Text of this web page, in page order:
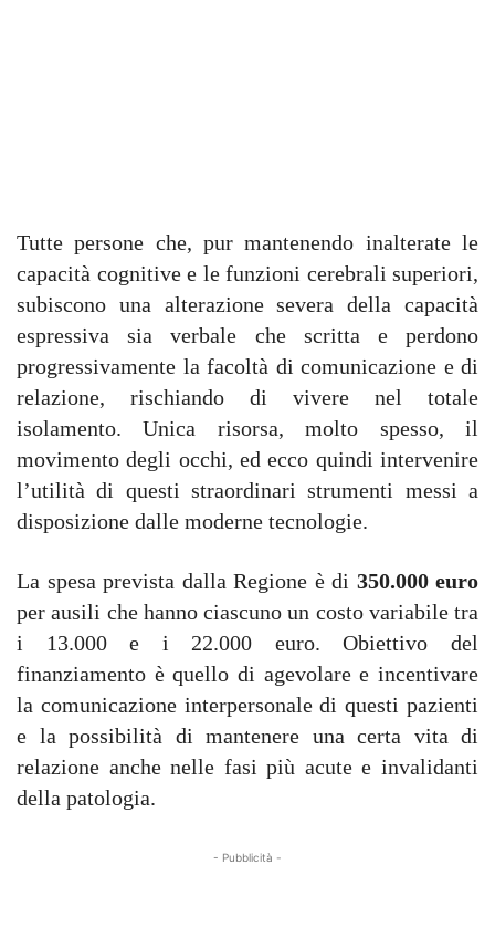
Tutte persone che, pur mantenendo inalterate le
capacità cognitive e le funzioni cerebrali superiori,
subiscono una alterazione severa della capacità
espressiva sia verbale che scritta e perdono
progressivamente la facoltà di comunicazione e di
relazione, rischiando di vivere nel totale
isolamento. Unica risorsa, molto spesso, il
movimento degli occhi, ed ecco quindi intervenire
l’utilità di questi straordinari strumenti messi a
disposizione dalle moderne tecnologie.
La spesa prevista dalla Regione è di 350.000 euro
per ausili che hanno ciascuno un costo variabile tra
i 13.000 e i 22.000 euro. Obiettivo del
finanziamento è quello di agevolare e incentivare
la comunicazione interpersonale di questi pazienti
e la possibilità di mantenere una certa vita di
relazione anche nelle fasi più acute e invalidanti
della patologia.
- Pubblicità -